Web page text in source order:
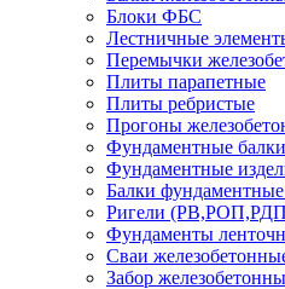
Блоки ФБС
Лестничные
Перемычки
Плиты парапетные
Плиты ребристые
Прогоны
Фундаментные балки
Фундаментные
Балки
Ригели
Фундаменты
Сваи
Забор